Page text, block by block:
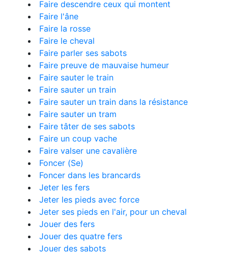
Faire descendre ceux qui montent
Faire l'âne
Faire la rosse
Faire le cheval
Faire parler ses sabots
Faire preuve de mauvaise humeur
Faire sauter le train
Faire sauter un train
Faire sauter un train dans la résistance
Faire sauter un tram
Faire tâter de ses sabots
Faire un coup vache
Faire valser une cavalière
Foncer (Se)
Foncer dans les brancards
Jeter les fers
Jeter les pieds avec force
Jeter ses pieds en l'air, pour un cheval
Jouer des fers
Jouer des quatre fers
Jouer des sabots